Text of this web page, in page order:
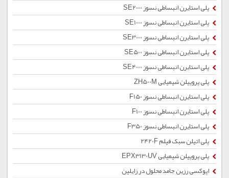
پلی استایرن انبساطی نسوز SE2000
پلی استایرن انبساطی نسوز SE1000
پلی استایرن انبساطی نسوز SE3000
پلی استایرن انبساطی نسوز SE500
پلی استایرن انبساطی نسوز SE4000
پلی پروپیلن شیمیایی ZH500M
پلی استایرن انبساطی نسوز F150
پلی استایرن انبساطی نسوز F100
پلی استایرن انبساطی نسوز F350
پلی اتیلن سبک فیلم 2420F
پلی پروپیلن شیمیایی EPX3130UV
اپوکسی رزین جامد محلول در زایلین